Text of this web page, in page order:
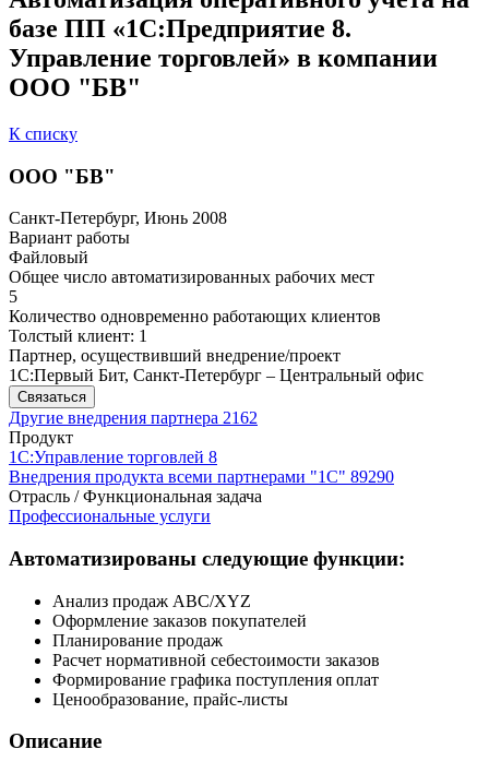
базе ПП «1С:Предприятие 8.
Управление торговлей» в компании
ООО "БВ"
К списку
ООО "БВ"
Санкт-Петербург, Июнь 2008
Вариант работы
Файловый
Общее число автоматизированных рабочих мест
5
Количество одновременно работающих клиентов
Толстый клиент: 1
Партнер, осуществивший внедрение/проект
1С:Первый Бит, Санкт-Петербург – Центральный офис
Связаться
Другие внедрения партнера 2162
Продукт
1С:Управление торговлей 8
Внедрения продукта всеми партнерами "1С" 89290
Отрасль / Функциональная задача
Профессиональные услуги
Автоматизированы следующие функции:
Анализ продаж ABC/XYZ
Оформление заказов покупателей
Планирование продаж
Расчет нормативной себестоимости заказов
Формирование графика поступления оплат
Ценообразование, прайс-листы
Описание